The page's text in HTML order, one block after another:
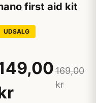
first aid kit
UDSALG
169,00
kr